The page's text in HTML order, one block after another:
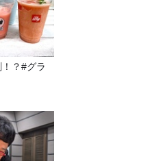
？#グラ